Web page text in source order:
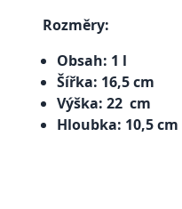
Rozměry:
Obsah: 1 l
Šířka: 16,5 cm
Výška: 22 cm
Hloubka: 10,5 cm